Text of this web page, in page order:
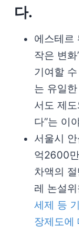
다.
에스테르
작은 변
기여할
는 유일
서도 제
다”는 이
서울시
억2600
차액의
레 논설위
세제 등
장제도에